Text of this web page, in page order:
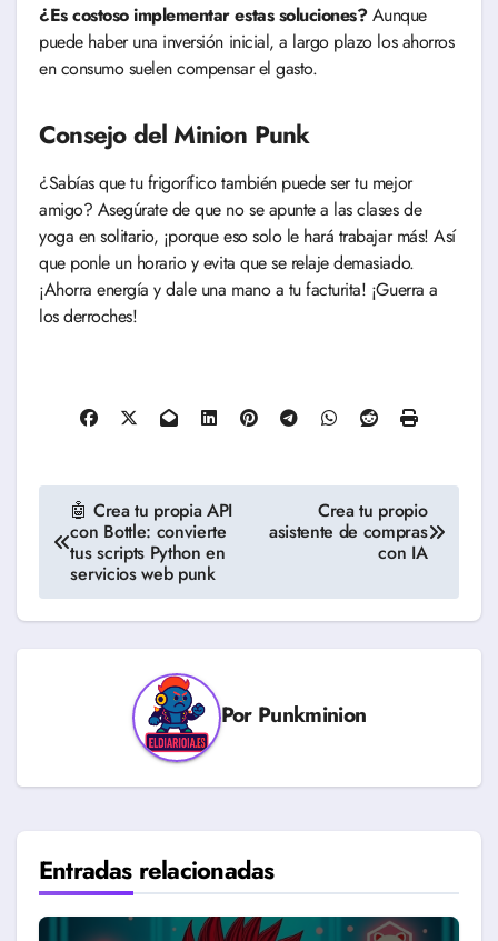
¿Es costoso implementar estas soluciones?Aunque
puede haber una inversión inicial, a largo plazo los ahorros
en consumo suelen compensar el gasto.
Consejo del Minion Punk
¿Sabías que tu frigorífico también puede ser tu mejor
amigo? Asegúrate de que no se apunte a las clases de
yoga en solitario, ¡porque eso solo le hará trabajar más! Así
que ponle un horario y evita que se relaje demasiado.
¡Ahorra energía y dale una mano a tu facturita! ¡Guerra a
los derroches!
Navegación
de
entradas
🤖 Crea tu propia API
con Bottle: convierte
tus scripts Python en
servicios web punk
Crea tu propio
asistente de compras
con IA
Por Punkminion
Entradas relacionadas